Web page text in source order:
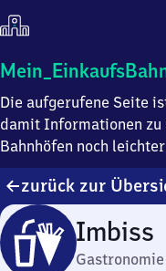
Mein
Einkaufsbahnhof
ist
umgezogen
Die aufgerufene Seite
damit Informationen zu
Bahnhöfen noch
zurück zur
Imbiss
Gastronomie